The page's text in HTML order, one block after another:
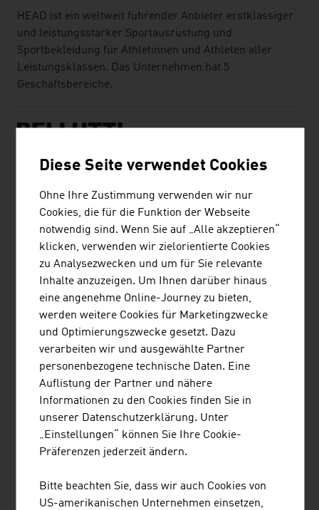
HEAD ist ein weltweit führender Anbieter erstklassiger
und leistungsstarker Sportausrüstung und
Sportbekleidung für Athletinnen und Athleten aller
Leistungsklassen. Das Unternehmen hat 5
Geschäftsbereiche.
Das Familienunternehmen wurde vor knapp 75 Jahren
gegründet und beschäftigt sich mit dem Bedrucken und
der Konfektion von technischen Textilien.
BUSINESS UPPER AUSTRIA - OÖ
WIRTSCHAFTSAGENTUR GMBH
Business Upper Austria ist die Standortagentur des
Landes Oberösterreich.
MEHR UNTERNEHMEN
Diese Seite verwendet Cookies
Ohne Ihre Zustimmung verwenden wir nur
Cookies, die für die Funktion der Webseite
notwendig sind. Wenn Sie auf „Alle akzeptieren“
klicken, verwenden wir zielorientierte Cookies
zu Analysezwecken und um für Sie relevante
Inhalte anzuzeigen. Um Ihnen darüber hinaus
eine angenehme Online-Journey zu bieten,
werden weitere Cookies für Marketingzwecke
und Optimierungszwecke gesetzt. Dazu
verarbeiten wir und ausgewählte Partner
personenbezogene technische Daten. Eine
Auflistung der Partner und nähere
Informationen zu den Cookies finden Sie in
unserer Datenschutzerklärung. Unter
„Einstellungen“ können Sie Ihre Cookie-
Präferenzen jederzeit ändern.
Bitte beachten Sie, dass wir auch Cookies von
US-amerikanischen Unternehmen einsetzen,